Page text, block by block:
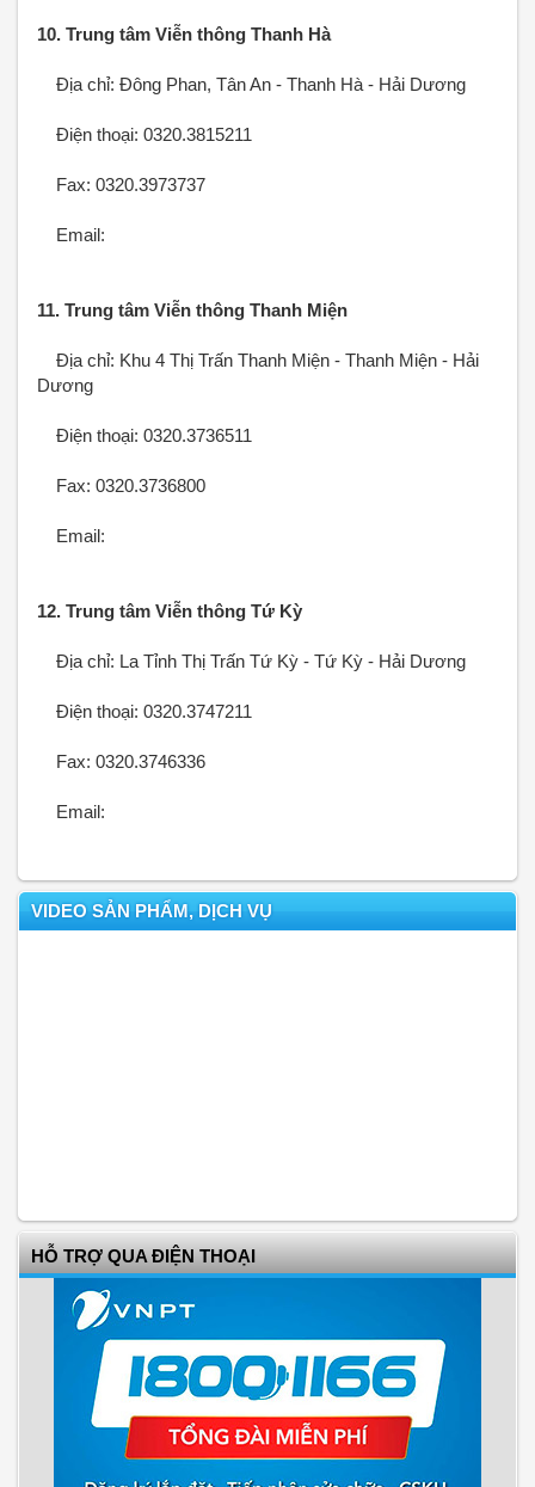
10. Trung tâm Viễn thông Thanh Hà
Địa chỉ: Đông Phan, Tân An - Thanh Hà - Hải Dương
Điện thoại: 0320.3815211
Fax: 0320.3973737
Email:
11. Trung tâm Viễn thông Thanh Miện
Địa chỉ: Khu 4 Thị Trấn Thanh Miện - Thanh Miện - Hải
Dương
Điện thoại: 0320.3736511
Fax: 0320.3736800
Email:
12. Trung tâm Viễn thông Tứ Kỳ
Địa chỉ: La Tỉnh Thị Trấn Tứ Kỳ - Tứ Kỳ - Hải Dương
Điện thoại: 0320.3747211
Fax: 0320.3746336
Email:
VIDEO SẢN PHẨM, DỊCH VỤ
HỖ TRỢ QUA ĐIỆN THOẠI